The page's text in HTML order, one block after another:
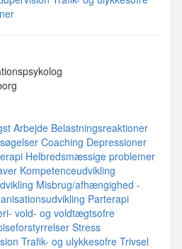
Arbejde Belastningsreaktioner
Coaching Depressioner
Helbredsmæssige problemer
Kompetenceudvikling
Misbrug/afhængighed -
Parterapi
vold- og voldtægtsofre
Stress
Trafik- og ulykkesofre Trivsel